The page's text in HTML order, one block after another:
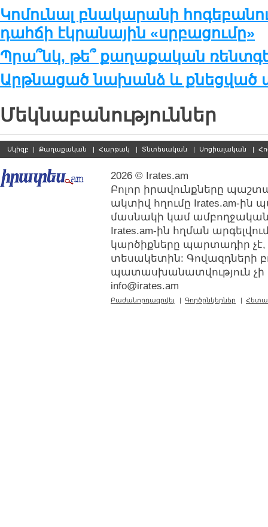
Կոմունալ բնակարանի
դահճի էկրանային «սրբացումը»
Պրա՞նկ, թե՞ քաղաքական
Արթնացած նախանձ և քնեցված
Մեկնաբանություններ
Սկիզբ | Քաղաքական | Հարթակ | Տնտեսական | Սոցիալական |
2026 © Irates.am
Բոլոր իրավունքները
ակտիվ հղումը Irates.am-ին
մասնակի կամ
Irates.am-ին հղման
կարծիքները պարտադիր չէ,
տեսակետին: Գովազդների
պատասխանատվություն չի
info@irates.am
Բաժանորդագրվել | Գործընկերներ |